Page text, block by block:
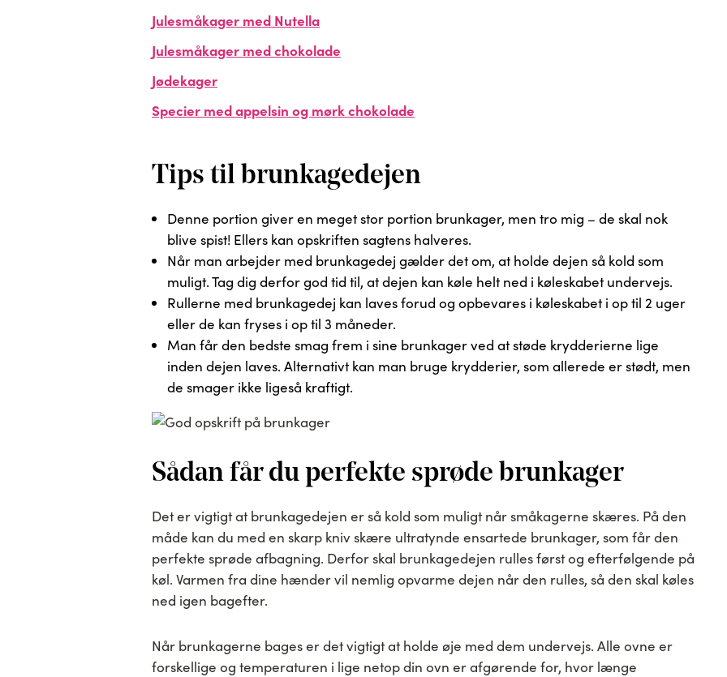
Julesmåkager med Nutella
Julesmåkager med chokolade
Jødekager
Specier med appelsin og mørk chokolade
Tips til brunkagedejen
Denne portion giver en meget stor portion brunkager, men tro mig – de skal nok
blive spist! Ellers kan opskriften sagtens halveres.
Når man arbejder med brunkagedej gælder det om, at holde dejen så kold som
muligt. Tag dig derfor god tid til, at dejen kan køle helt ned i køleskabet undervejs.
Rullerne med brunkagedej kan laves forud og opbevares i køleskabet i op til 2 uger
eller de kan fryses i op til 3 måneder.
Man får den bedste smag frem i sine brunkager ved at støde krydderierne lige
inden dejen laves. Alternativt kan man bruge krydderier, som allerede er stødt, men
de smager ikke ligeså kraftigt.
Sådan får du perfekte sprøde brunkager
Det er vigtigt at brunkagedejen er så kold som muligt når småkagerne skæres. På den
måde kan du med en skarp kniv skære ultratynde ensartede brunkager, som får den
perfekte sprøde afbagning. Derfor skal brunkagedejen rulles først og efterfølgende på
køl. Varmen fra dine hænder vil nemlig opvarme dejen når den rulles, så den skal køles
ned igen bagefter.
Når brunkagerne bages er det vigtigt at holde øje med dem undervejs. Alle ovne er
forskellige og temperaturen i lige netop din ovn er afgørende for, hvor længe